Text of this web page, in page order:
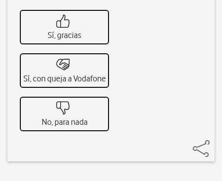
Sí, gracias
Sí, con queja a Vodafone
No, para nada